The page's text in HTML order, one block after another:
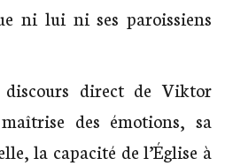
ni lui ni ses paroissiens
direct de Viktor
des émotions, sa
la capacité de l’Église à